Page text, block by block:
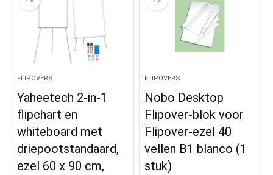
FLIPOVERS
Yaheetech 2-in-1
flipchart en
whiteboard met
driepootstandaard,
ezel 60 x 90 cm,
FLIPOVERS
Nobo Desktop
Flipover-blok voor
Flipover-ezel 40
vellen B1 blanco (1
stuk)